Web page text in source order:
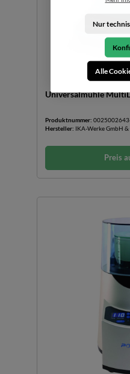
Universalmühle
Produktnummer:
Hersteller:
IKA-Werke GmbH &
Preis
Nur
Alle